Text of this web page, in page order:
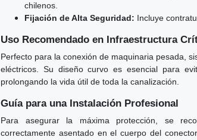
chilenos.
Fijación de Alta Seguridad: Incluye
Uso Recomendado en Infraestructura
Perfecto para la conexión de maquinaria pesada,
eléctricos. Su diseño curvo es esencial para
prolongando la vida útil de toda la canalización.
Guía para una Instalación Profesional
Para asegurar la máxima protección, se
correctamente asentado en el cuerpo del